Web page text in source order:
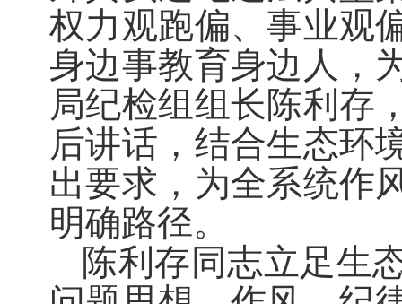
权力观跑偏、事业观
身边事教育身边人，
局纪检组组长陈利存
后讲话，结合生态环
出要求，为全系统作
明确路径。
陈利存同志立足生